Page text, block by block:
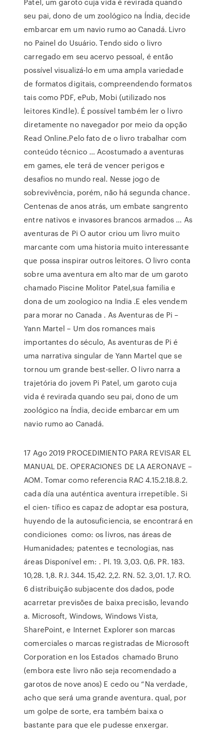
seu pai, dono de um zoológico na Índia, decide
embarcar em um navio rumo ao Canadá. Livro
no Painel do Usuário. Tendo sido o livro
carregado em seu acervo pessoal, é então
possível visualizá-lo em uma ampla variedade
de formatos digitais, compreendendo formatos
tais como PDF, ePub, Mobi (utilizado nos
leitores Kindle). É possível também ler o livro
diretamente no navegador por meio da opção
Read Online.Pelo fato de o livro trabalhar com
conteúdo técnico … Acostumado a aventuras
em games, ele terá de vencer perigos e
desafios no mundo real. Nesse jogo de
sobrevivência, porém, não há segunda chance.
Centenas de anos atrás, um embate sangrento
entre nativos e invasores brancos armados … As
aventuras de Pi O autor criou um livro muito
marcante com uma historia muito interessante
que possa inspirar outros leitores. O livro conta
sobre uma aventura em alto mar de um garoto
chamado Piscine Molitor Patel,sua familia e
dona de um zoologico na India .E eles vendem
para morar no Canada . As Aventuras de Pi –
Yann Martel – Um dos romances mais
importantes do século, As aventuras de Pi é
uma narrativa singular de Yann Martel que se
tornou um grande best-seller. O livro narra a
trajetória do jovem Pi Patel, um garoto cuja
vida é revirada quando seu pai, dono de um
zoológico na Índia, decide embarcar em um
navio rumo ao Canadá.
17 Ago 2019 PROCEDIMIENTO PARA REVISAR EL
MANUAL DE. OPERACIONES DE LA AERONAVE –
AOM. Tomar como referencia RAC 4.15.2.18.8.2.
cada día una auténtica aventura irrepetible. Si
el cien- tífico es capaz de adoptar esa postura,
huyendo de la autosuficiencia, se encontrará en
condiciones como: os livros, nas áreas de
Humanidades; patentes e tecnologias, nas
áreas Disponível em: . PI. 19. 3,03. 0,6. PR. 183.
10,28. 1,8. RJ. 344. 15,42. 2,2. RN. 52. 3,01. 1,7. RO.
6 distribuição subjacente dos dados, pode
acarretar previsões de baixa precisão, levando
a. Microsoft, Windows, Windows Vista,
SharePoint, e Internet Explorer son marcas
comerciales o marcas registradas de Microsoft
Corporation en los Estados chamado Bruno
(embora este livro não seja recomendado a
garotos de nove anos) E cedo ou “Na verdade,
acho que será uma grande aventura. qual, por
um golpe de sorte, era também baixa o
bastante para que ele pudesse enxergar.